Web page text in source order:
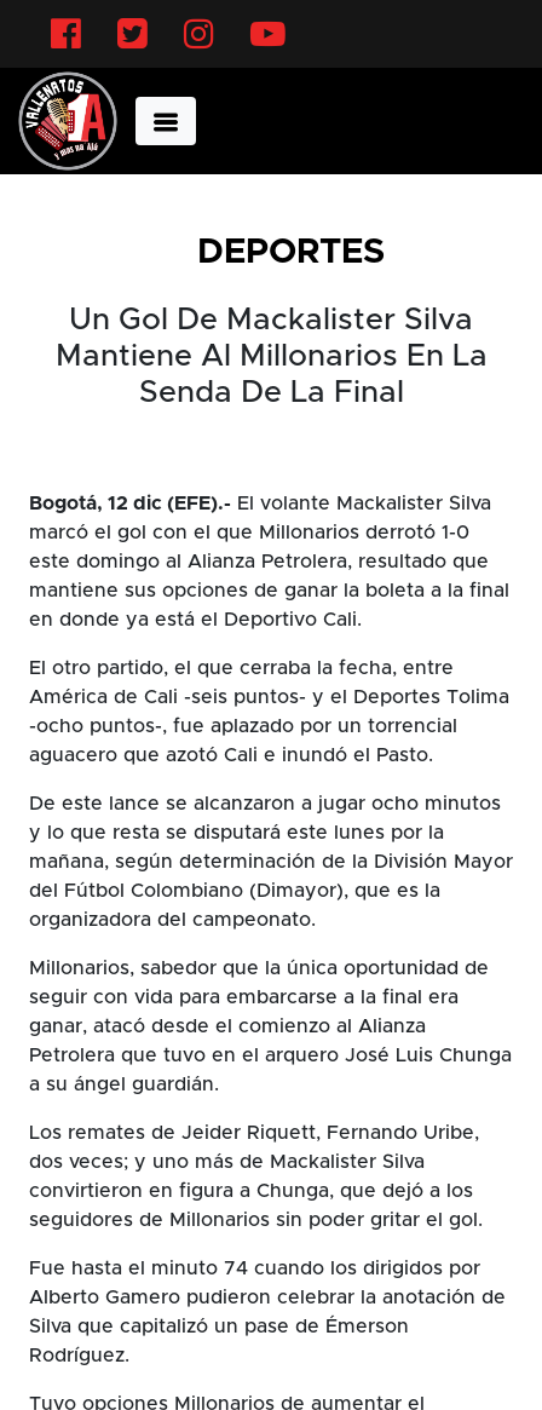
DEPORTES
Un Gol De Mackalister Silva
Mantiene Al Millonarios En La
Senda De La Final
Bogotá, 12 dic (EFE).- El volante Mackalister Silva
marcó el gol con el que Millonarios derrotó 1-0
este domingo al Alianza Petrolera, resultado que
mantiene sus opciones de ganar la boleta a la final
en donde ya está el Deportivo Cali.
El otro partido, el que cerraba la fecha, entre
América de Cali -seis puntos- y el Deportes Tolima
-ocho puntos-, fue aplazado por un torrencial
aguacero que azotó Cali e inundó el Pasto.
De este lance se alcanzaron a jugar ocho minutos
y lo que resta se disputará este lunes por la
mañana, según determinación de la División Mayor
del Fútbol Colombiano (Dimayor), que es la
organizadora del campeonato.
Millonarios, sabedor que la única oportunidad de
seguir con vida para embarcarse a la final era
ganar, atacó desde el comienzo al Alianza
Petrolera que tuvo en el arquero José Luis Chunga
a su ángel guardián.
Los remates de Jeider Riquett, Fernando Uribe,
dos veces; y uno más de Mackalister Silva
convirtieron en figura a Chunga, que dejó a los
seguidores de Millonarios sin poder gritar el gol.
Fue hasta el minuto 74 cuando los dirigidos por
Alberto Gamero pudieron celebrar la anotación de
Silva que capitalizó un pase de Émerson
Rodríguez.
Tuvo opciones Millonarios de aumentar el